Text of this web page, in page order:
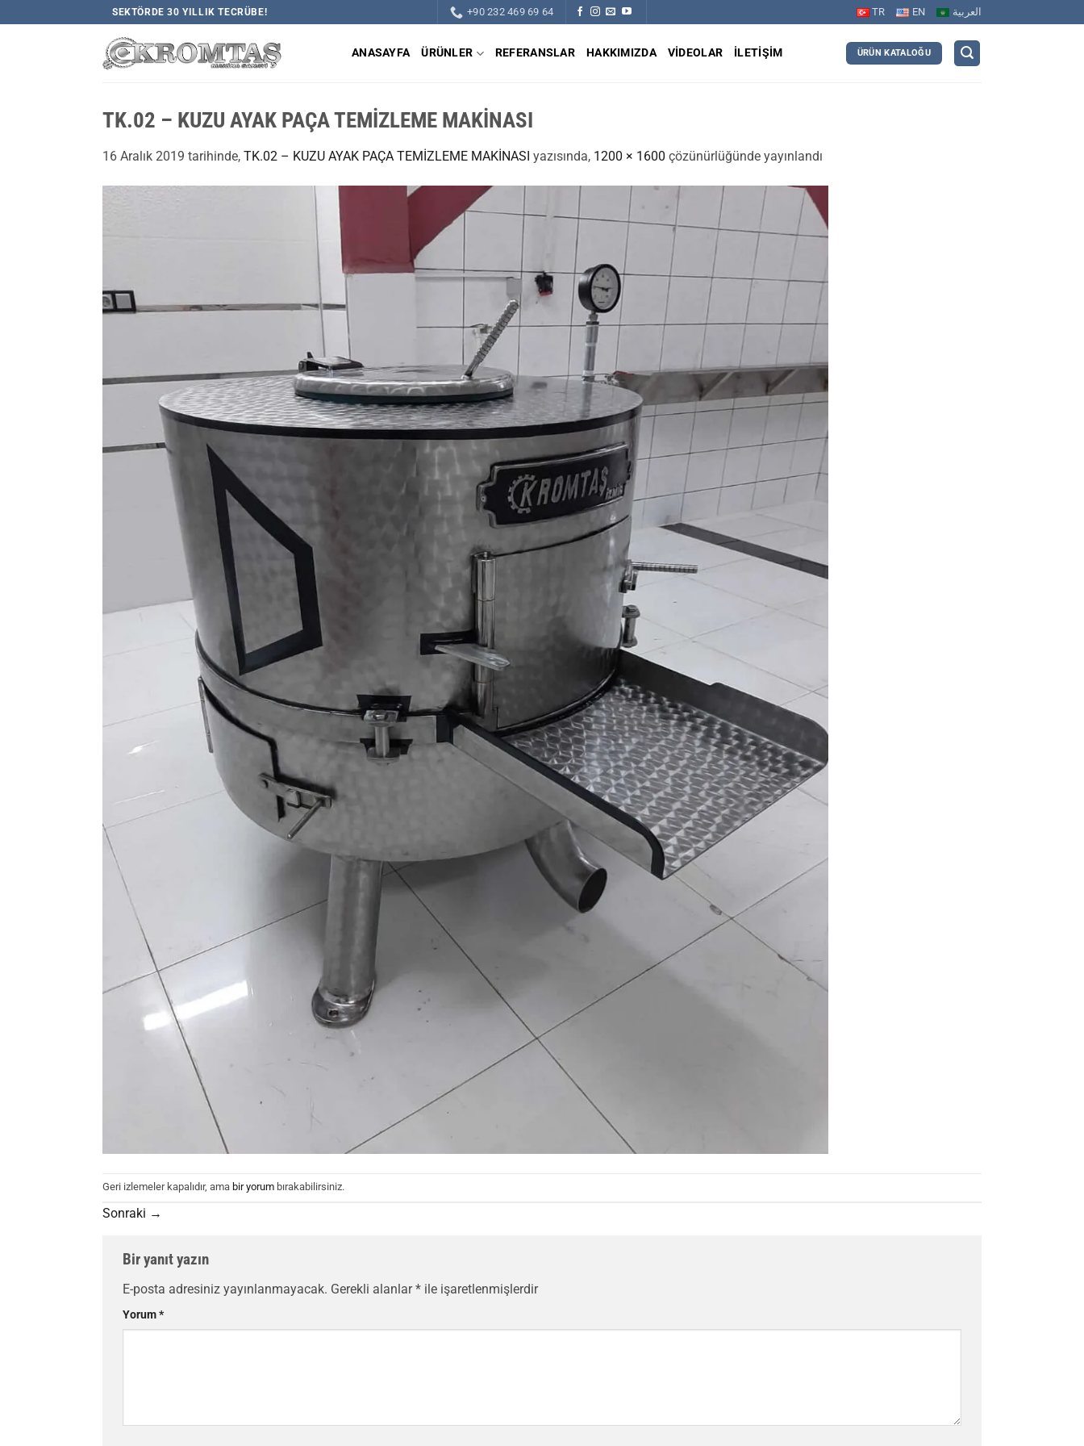
atla
SEKTÖRDE 30 YILLIK TECRÜBE! +90 232 469 69 64 TR EN العربية
ANASAYFA ÜRÜNLER REFERANSLAR HAKKIMIZDA VIDEOLAR İLETIŞIM ÜRÜN KATALOĞU
TK.02 – KUZU AYAK PAÇA TEMİZLEME MAKİNASI
16 Aralık 2019 tarihinde, TK.02 – KUZU AYAK PAÇA TEMİZLEME MAKİNASI yazısında, 1200 × 1600 çözünürlüğünde yayınlandı
Geri izlemeler kapalıdır, ama bir yorum bırakabilirsiniz.
Sonraki →
Bir yanıt yazın
E-posta adresiniz yayınlanmayacak. Gerekli alanlar* ile işaretlenmişlerdir
Yorum*